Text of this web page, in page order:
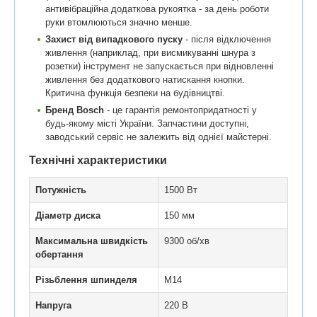
антивібраційна додаткова рукоятка - за день роботи
руки втомлюються значно менше.
Захист від випадкового пуску - після відключення
живлення (наприклад, при висмикуванні шнура з
розетки) інструмент не запускається при відновленні
живлення без додаткового натискання кнопки.
Критична функція безпеки на будівництві.
Бренд Bosch - це гарантія ремонтопридатності у
будь-якому місті України. Запчастини доступні,
заводський сервіс не залежить від однієї майстерні.
Технічні характеристики
Потужність 1500 Вт
Діаметр диска 150 мм
Максимальна швидкість
обертання
9300 об/хв
Різьблення шпинделя M14
Напруга 220 В